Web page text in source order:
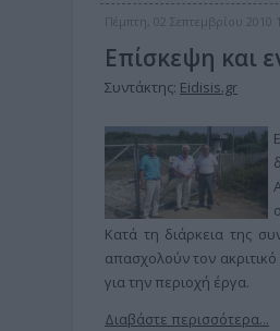
Πέμπτη, 02 Σεπτεμβρίου 2010
Επίσκεψη και
Συντάκτης: Eidisis.gr
Κατά τη διάρκεια της
απασχολούν τον
για την περιοχή έργα.
Διαβάστε περισσότερα...